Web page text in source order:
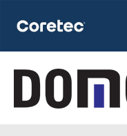
TIPY
Zprávy